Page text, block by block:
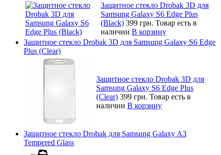
Защитное стекло Drobak 3D для
Samsung Galaxy S6 Edge Plus
(Black) 399 грн. Товар есть в
наличии В корзину
Защитное стекло Drobak 3D для Samsung Galaxy S6 Edge
Plus (Clear)
Защитное стекло Drobak 3D для
Samsung Galaxy S6 Edge Plus
(Clear) 399 грн. Товар есть в
наличии В корзину
Защитное стекло Drobak для Samsung Galaxy A3
Tempered Glass